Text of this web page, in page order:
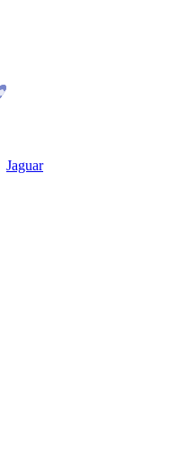
Jaguar